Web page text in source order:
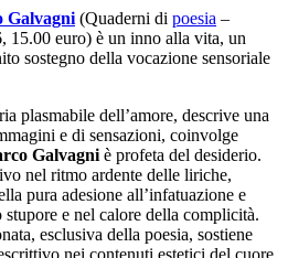
Galvagni (Quaderni di poesia –
15.00 euro) è un inno alla vita, un
sostegno della vocazione sensoriale
plasmabile dell’amore, descrive una
e di sensazioni, coinvolge
Galvagni è profeta del desiderio.
nel ritmo ardente delle liriche,
pura adesione all’infatuazione e
stupore e nel calore della complicità.
esclusiva della poesia, sostiene